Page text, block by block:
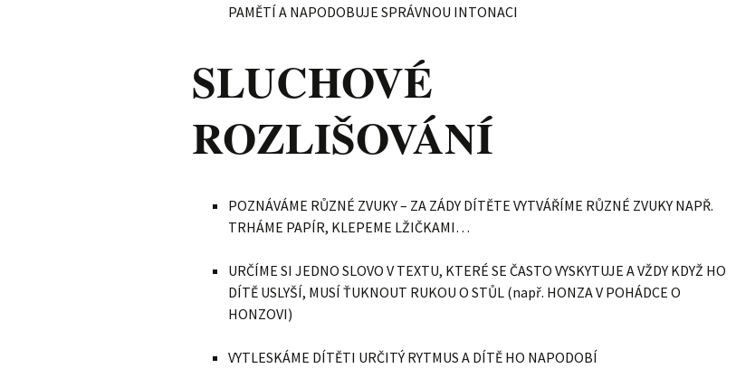
PAMĚTÍ A NAPODOBUJE SPRÁVNOU INTONACI
SLUCHOVÉ
ROZLIŠOVÁNÍ
POZNÁVÁME RŮZNÉ ZVUKY – ZA ZÁDY DÍTĚTE VYTVÁŘÍME RŮZNÉ ZVUKY NAPŘ.
TRHÁME PAPÍR, KLEPEME LŽIČKAMI…
URČÍME SI JEDNO SLOVO V TEXTU, KTERÉ SE ČASTO VYSKYTUJE A VŽDY KDYŽ HO
DÍTĚ USLYŠÍ, MUSÍ ŤUKNOUT RUKOU O STŮL (např. HONZA V POHÁDCE O
HONZOVI)
VYTLESKÁME DÍTĚTI URČITÝ RYTMUS A DÍTĚ HO NAPODOBÍ